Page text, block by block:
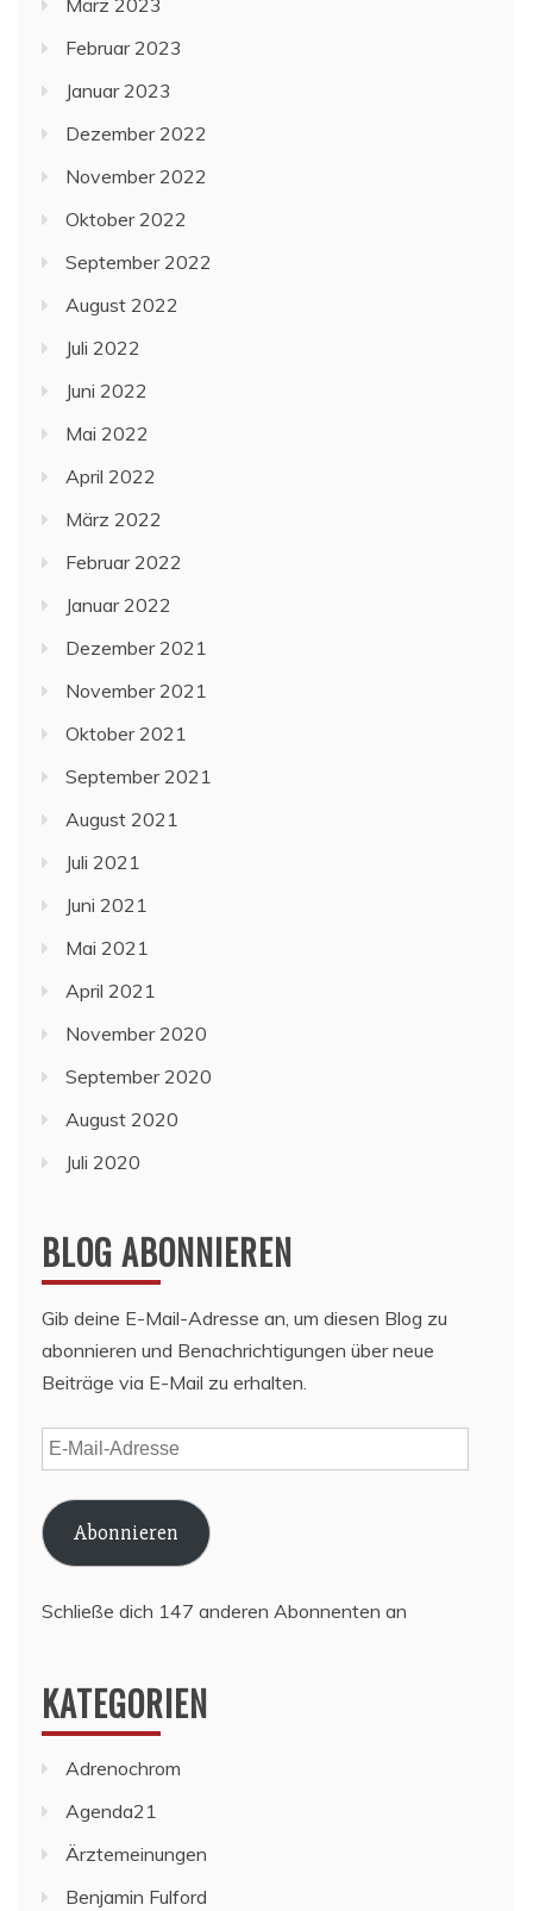
März 2023
Februar 2023
Januar 2023
Dezember 2022
November 2022
Oktober 2022
September 2022
August 2022
Juli 2022
Juni 2022
Mai 2022
April 2022
März 2022
Februar 2022
Januar 2022
Dezember 2021
November 2021
Oktober 2021
September 2021
August 2021
Juli 2021
Juni 2021
Mai 2021
April 2021
November 2020
September 2020
August 2020
Juli 2020
BLOG ABONNIEREN
Gib deine E-Mail-Adresse an, um diesen Blog zu
abonnieren und Benachrichtigungen über neue
Beiträge via E-Mail zu erhalten.
E-
Mail-
Adresse
Abonnieren
Schließe dich 147 anderen Abonnenten an
KATEGORIEN
Adrenochrom
Agenda21
Ärztemeinungen
Benjamin Fulford